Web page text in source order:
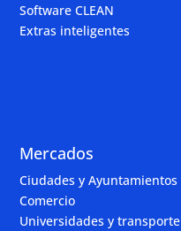
Software CLEAN
Extras inteligentes
Mercados
Ciudades y Ayuntamientos
Comercio
Universidades y transporte